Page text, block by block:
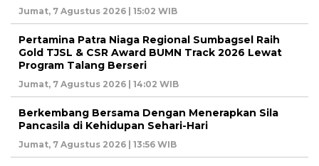
Jumat, 7 Agustus 2026 | 15:02 WIB
Pertamina Patra Niaga Regional Sumbagsel Raih
Gold TJSL & CSR Award BUMN Track 2026 Lewat
Program Talang Berseri
Jumat, 7 Agustus 2026 | 14:02 WIB
Berkembang Bersama Dengan Menerapkan Sila
Pancasila di Kehidupan Sehari-Hari
Jumat, 7 Agustus 2026 | 13:56 WIB